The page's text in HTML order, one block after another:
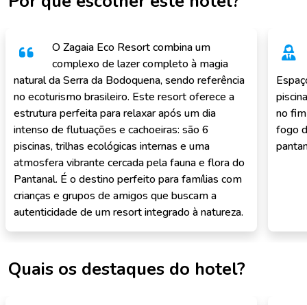
O Zagaia Eco Resort combina um
complexo de lazer completo à magia
natural da Serra da Bodoquena, sendo referência
no ecoturismo brasileiro. Este resort oferece a
estrutura perfeita para relaxar após um dia
intenso de flutuações e cachoeiras: são 6
piscinas, trilhas ecológicas internas e uma
atmosfera vibrante cercada pela fauna e flora do
Pantanal. É o destino perfeito para famílias com
crianças e grupos de amigos que buscam a
autenticidade de um resort integrado à natureza.
no
fogo
Quais os destaques do hotel?